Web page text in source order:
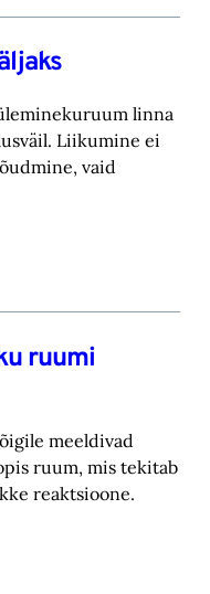
linna
‎Liikumine ei
vaid
ruumi
meeldivad
ruum, mis tekitab
reaktsioone.